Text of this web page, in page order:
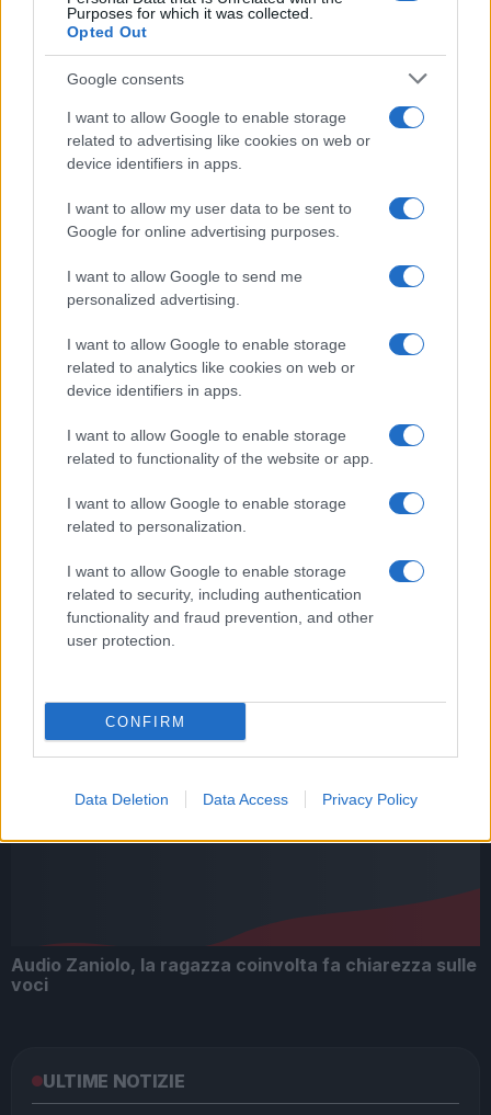
Purposes for which it was collected.
Opted Out
Google consents
I want to allow Google to enable storage
related to advertising like cookies on web or
device identifiers in apps.
I want to allow my user data to be sent to
Google for online advertising purposes.
I want to allow Google to send me
personalized advertising.
I want to allow Google to enable storage
related to analytics like cookies on web or
device identifiers in apps.
I want to allow Google to enable storage
related to functionality of the website or app.
I want to allow Google to enable storage
related to personalization.
I want to allow Google to enable storage
related to security, including authentication
functionality and fraud prevention, and other
user protection.
CONFIRM
Data Deletion Data Access Privacy Policy
SEGUICI ANCHE SU FACEBOOK
CIAK SI GIRA, MA IL CONDUTTORE È… MATTEO
ROMA
Inaugurazione
della Cappella
Sistina
L’Italia fa il pieno di
turisti nel 2018:
ecco le regioni più
scelte
ARTICOLI CORRELATI
Christmas World a Roma, la Capitale ospiterà il
villaggio natalizio più grande d’Europa
per chi supera il limite. Dal 30 marzo
Audio Zaniolo, la ragazza coinvolta fa chiarezza sulle
voci
ULTIME NOTIZIE